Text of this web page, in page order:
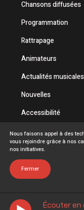
Écouter en
Chansons diffusées
Programmation
Rattrapage
Animateurs
Actualités musicales
Nouvelles
Accessibilité
Politique de
Conditions d'utilisation
FAQ
Nous faisons appel à des
vous rejoindre grâce à nos
nos initiatives.
Fermer